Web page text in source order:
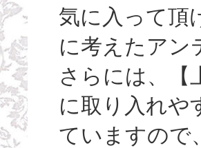
気に入って
に考えたアン
さらには、【
に取り入れや
ていますので